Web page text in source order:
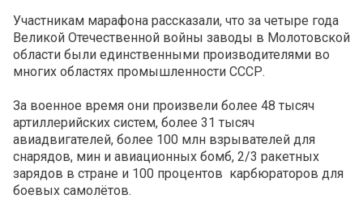
Участникам марафона рассказали, что за четыре года
Великой Отечественной войны заводы в Молотовской
области были единственными производителями во
многих областях промышленности СССР.
За военное время они произвели более 48 тысяч
артиллерийских систем, более 31 тысяч
авиадвигателей, более 100 млн взрывателей для
снарядов, мин и авиационных бомб, 2/3 ракетных
зарядов в стране и 100 процентов карбюраторов для
боевых самолётов.